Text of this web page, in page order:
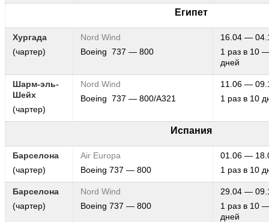
Египет
Хургада
(чартер)
Nord Wind
Boeing 737 — 800
16.04 —
1 раз в 10
дней
Шарм-эль-
Шейх
(чартер)
Nord Wind
Boeing 737 — 800/А321
11.06 —
1 раз в 10
Испания
Барселона
(чартер)
Air Europa
Boeing 737 — 800
01.06 —
1 раз в 10
Барселона
(чартер)
Nord Wind
Boeing 737 — 800
29.04 —
1 раз в 10
дней